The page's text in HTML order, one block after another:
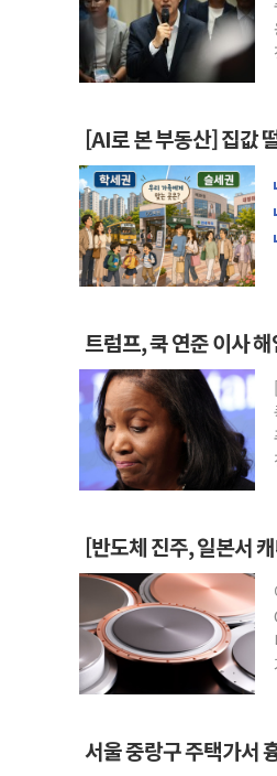
[AI로 본 부동산] 집값
트럼프, 쿡 연준 이사
[반도체 진주, 일본서
서울 중랑구 주택가서